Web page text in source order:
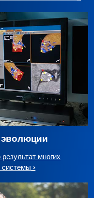
многих
системы